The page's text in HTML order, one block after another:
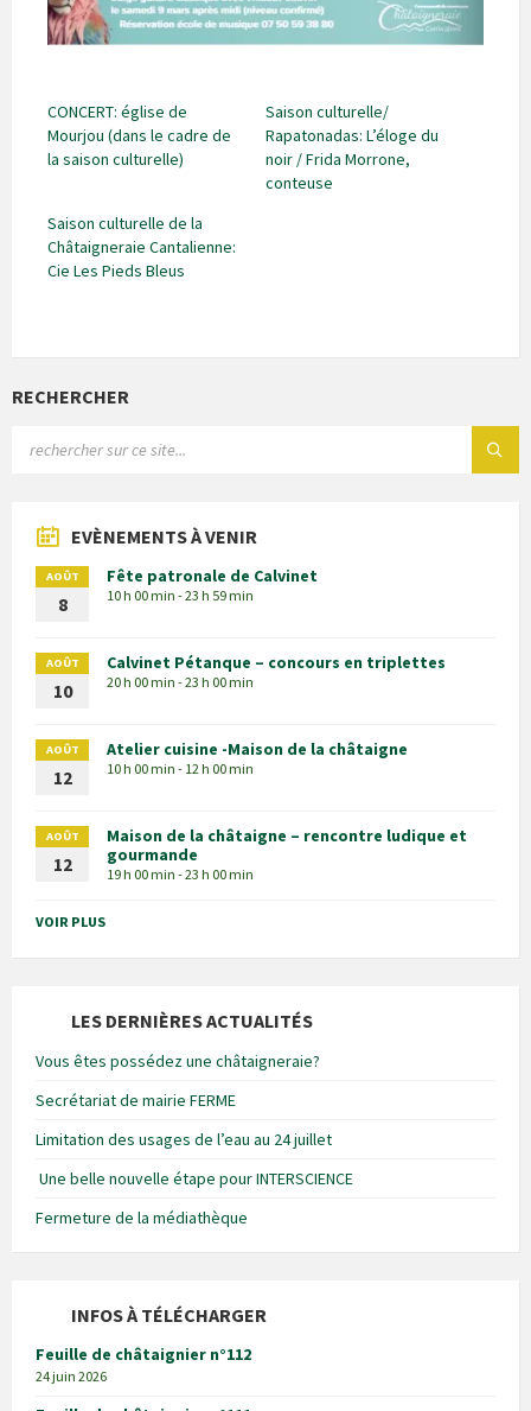
CONCERT: église de
Mourjou (dans le cadre de
la saison culturelle)
Saison culturelle/
Rapatonadas: L’éloge du
noir / Frida Morrone,
conteuse
Saison culturelle de la
Châtaigneraie Cantalienne:
Cie Les Pieds Bleus
RECHERCHER
EVÈNEMENTS À VENIR
AOÛT
8
Fête patronale de Calvinet
10 h 00 min - 23 h 59 min
AOÛT
10
Calvinet Pétanque – concours en triplettes
20 h 00 min - 23 h 00 min
AOÛT
12
Atelier cuisine -Maison de la châtaigne
10 h 00 min - 12 h 00 min
AOÛT
12
Maison de la châtaigne – rencontre ludique et
gourmande
19 h 00 min - 23 h 00 min
VOIR PLUS
LES DERNIÈRES ACTUALITÉS
Vous êtes possédez une châtaigneraie?
Secrétariat de mairie FERME
Limitation des usages de l’eau au 24 juillet
Une belle nouvelle étape pour INTERSCIENCE
Fermeture de la médiathèque
INFOS À TÉLÉCHARGER
Feuille de châtaignier n°112
24 juin 2026